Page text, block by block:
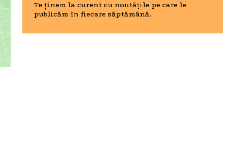
Te ținem la curent cu noutățile pe care le
publicăm în fiecare săptămână.